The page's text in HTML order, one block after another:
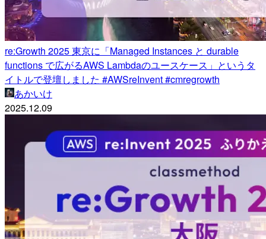
re:Growth 2025 東京に「Managed Instances と durable
functions で広がるAWS Lambdaのユースケース」というタ
イトルで登壇しました #AWSreInvent #cmregrowth
あかいけ
2025.12.09